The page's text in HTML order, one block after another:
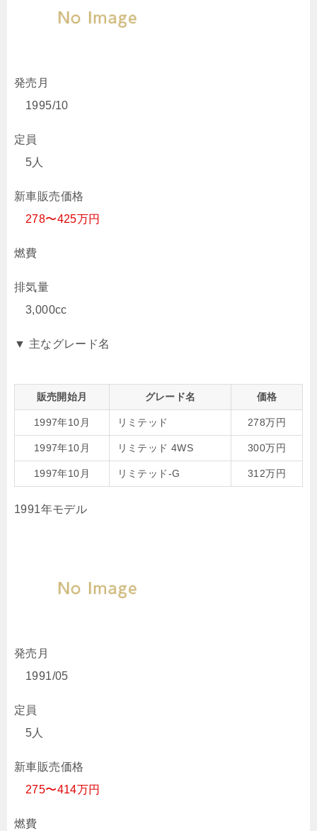
発売月
1995/10
定員
5人
新車販売価格
278〜425万円
燃費
排気量
3,000cc
▼ 主なグレード名
販売開始月 グレード名 価格
1997年10月 リミテッド 278万円
1997年10月 リミテッド 4WS 300万円
1997年10月 リミテッド-G 312万円
1991年モデル
発売月
1991/05
定員
5人
新車販売価格
275〜414万円
燃費